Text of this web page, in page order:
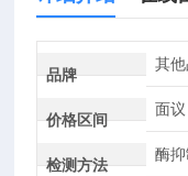
品牌
其
价格区间
面议
检测方法
酶抑